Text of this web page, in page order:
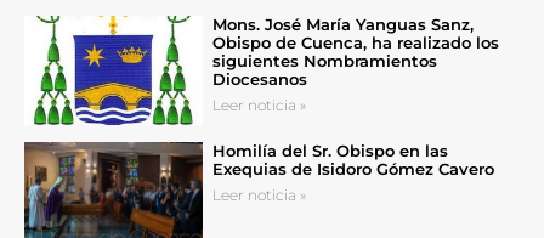
Mons. José María Yanguas Sanz,
Obispo de Cuenca, ha realizado los
siguientes Nombramientos
Diocesanos
Leer noticia »
Homilía del Sr. Obispo en las
Exequias de Isidoro Gómez Cavero
Leer noticia »